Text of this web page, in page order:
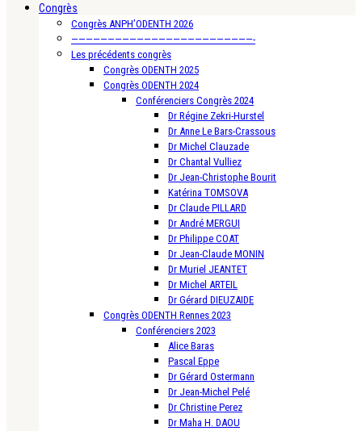
Congrès
Congrès ANPH’ODENTH 2026
—————————————————————————-
Les précédents congrès
Congrès ODENTH 2025
Congrès ODENTH 2024
Conférenciers Congrès 2024
Dr Régine Zekri-Hurstel
Dr Anne Le Bars-Crassous
Dr Michel Clauzade
Dr Chantal Vulliez
Dr Jean-Christophe Bourit
Katérina TOMSOVA
Dr Claude PILLARD
Dr André MERGUI
Dr Philippe COAT
Dr Jean-Claude MONIN
Dr Muriel JEANTET
Dr Michel ARTEIL
Dr Gérard DIEUZAIDE
Congrès ODENTH Rennes 2023
Conférenciers 2023
Alice Baras
Pascal Eppe
Dr Gérard Ostermann
Dr Jean-Michel Pelé
Dr Christine Perez
Dr Maha H. DAOU